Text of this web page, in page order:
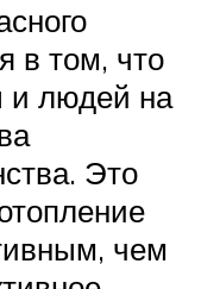
в том, что
и людей на
Это
чем